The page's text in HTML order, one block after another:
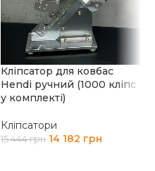
Кліпсатор для ковбас
Hendi ручний (1000 кліпс
у комплекті)
Кліпсатори
15 444грн 14 182 грн